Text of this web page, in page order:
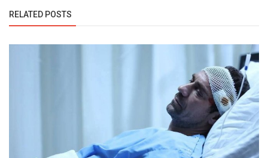
RELATED POSTS